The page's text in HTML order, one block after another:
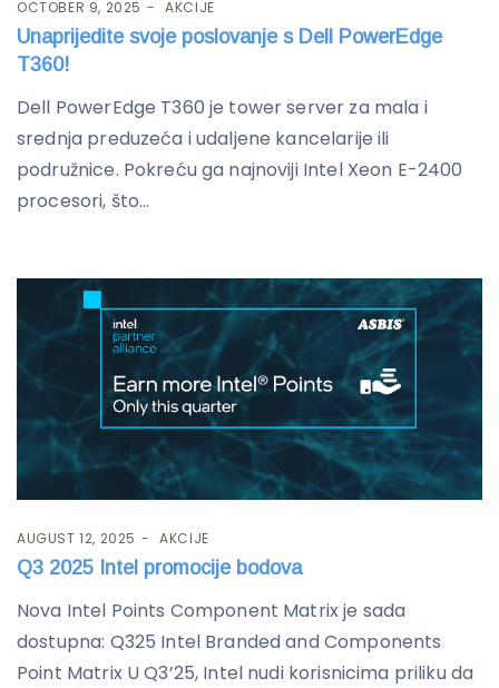
OCTOBER 9, 2025 AKCIJE
Unaprijedite svoje poslovanje s Dell PowerEdge
T360!
Dell PowerEdge T360 je tower server za mala i
srednja preduzeća i udaljene kancelarije ili
podružnice. Pokreću ga najnoviji Intel Xeon E-2400
procesori, što...
AUGUST 12, 2025 AKCIJE
Q3 2025 Intel promocije bodova
Nova Intel Points Component Matrix je sada
dostupna: Q325 Intel Branded and Components
Point Matrix U Q3’25, Intel nudi korisnicima priliku da